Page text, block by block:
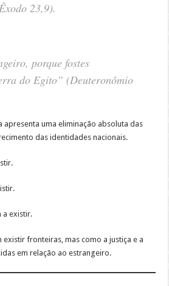
23,9).
porque fostes
do Egito” (Deuteronômio
apresenta uma eliminação absoluta das
das identidades nacionais.
a existir.
existir fronteiras, mas como a justiça e a
em relação ao estrangeiro.